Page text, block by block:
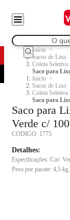
Início
Sacos de Lixo
Coleta Seletiva
Início
Sacos de Lixo
Coleta Seletiva
Saco para
Verde c/
CODIGO: 1775
Detalhes:
Especificações: Cor:
Peso por pacote: 4,5